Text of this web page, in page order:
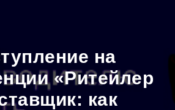
на
«Ритейлер
как